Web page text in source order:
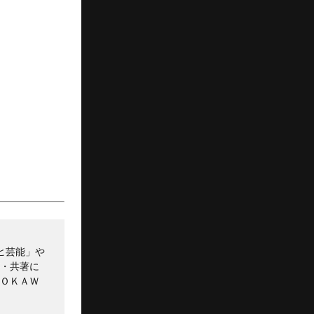
芸能」や
共著に
ＫＡＷ